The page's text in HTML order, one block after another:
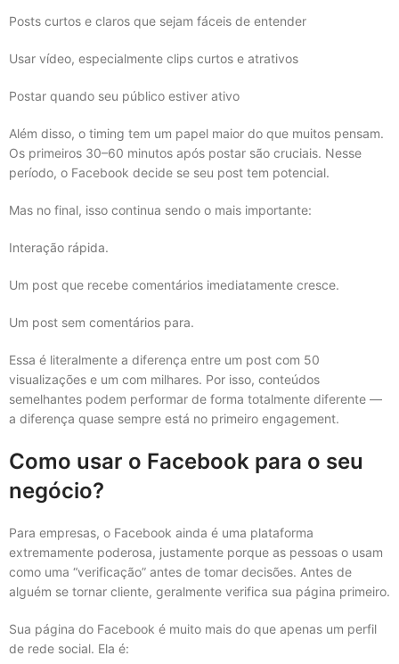
Posts curtos e claros que sejam fáceis de entender
Usar vídeo, especialmente clips curtos e atrativos
Postar quando seu público estiver ativo
Além disso, o timing tem um papel maior do que muitos pensam.
Os primeiros 30–60 minutos após postar são cruciais. Nesse
período, o Facebook decide se seu post tem potencial.
Mas no final, isso continua sendo o mais importante:
Interação rápida.
Um post que recebe comentários imediatamente cresce.
Um post sem comentários para.
Essa é literalmente a diferença entre um post com 50
visualizações e um com milhares. Por isso, conteúdos
semelhantes podem performar de forma totalmente diferente —
a diferença quase sempre está no primeiro engagement.
Como usar o Facebook para o seu
negócio?
Para empresas, o Facebook ainda é uma plataforma
extremamente poderosa, justamente porque as pessoas o usam
como uma “verificação” antes de tomar decisões. Antes de
alguém se tornar cliente, geralmente verifica sua página primeiro.
Sua página do Facebook é muito mais do que apenas um perfil
de rede social. Ela é: